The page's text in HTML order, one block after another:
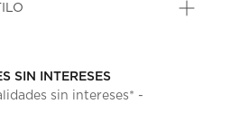
SIN INTERESES
sin intereses* -